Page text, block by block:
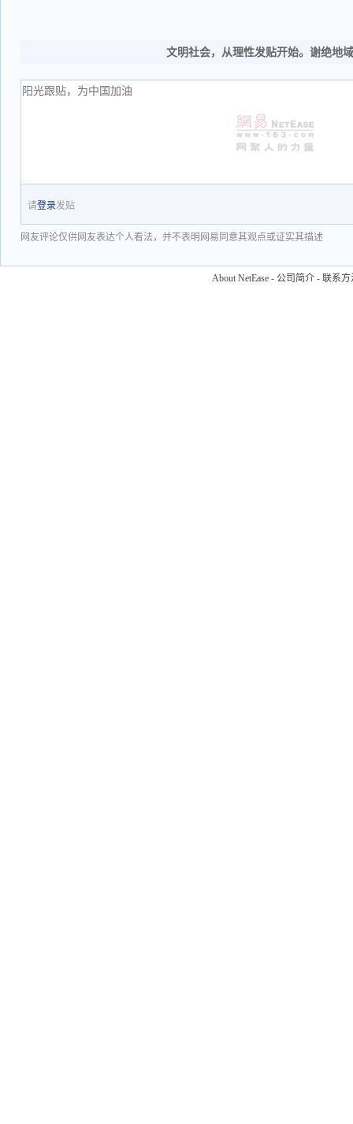
文明社会，从理性发贴开始。谢绝地
请登录发贴
网友评论仅供网友表达个人看法，并不表明网易同意其观点或证实其描述
About NetEase - 公司简介 - 联系方